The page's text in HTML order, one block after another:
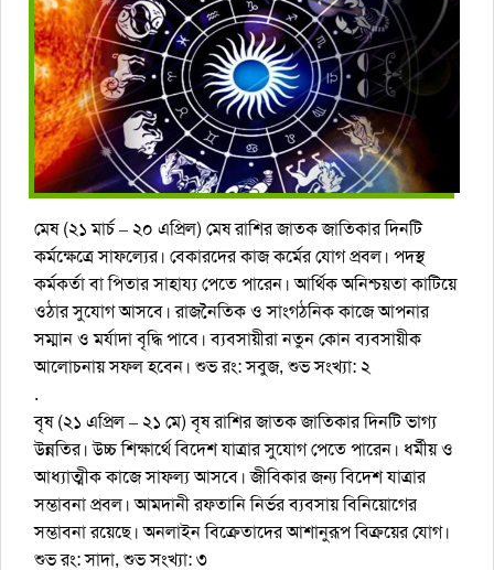
মেষ (২১ মার্চ – ২০ এপ্রিল) মেষ রাশির জাতক জাতিকার দিনটি
কর্মক্ষেত্রে সাফল্যের। বেকারদের কাজ কর্মের যোগ প্রবল। পদস্থ
কর্মকর্তা বা পিতার সাহায্য পেতে পারেন। আর্থিক অনিশ্চয়তা কাটিয়ে
ওঠার সুযোগ আসবে। রাজনৈতিক ও সাংগঠনিক কাজে আপনার
সম্মান ও মর্যাদা বৃদ্ধি পাবে। ব্যবসায়ীরা নতুন কোন ব্যবসায়ীক
আলোচনায় সফল হবেন। শুভ রং: সবুজ, শুভ সংখ্যা: ২
.
বৃষ (২১ এপ্রিল – ২১ মে) বৃষ রাশির জাতক জাতিকার দিনটি ভাগ্য
উন্নতির। উচ্চ শিক্ষার্থে বিদেশ যাত্রার সুযোগ পেতে পারেন। ধর্মীয় ও
আধ্যাত্মীক কাজে সাফল্য আসবে। জীবিকার জন্য বিদেশ যাত্রার
সম্ভাবনা প্রবল। আমদানী রফতানি নির্ভর ব্যবসায় বিনিয়োগের
সম্ভাবনা রয়েছে। অনলাইন বিক্রেতাদের আশানুরূপ বিক্রয়ের যোগ।
শুভ রং: সাদা, শুভ সংখ্যা: ৩